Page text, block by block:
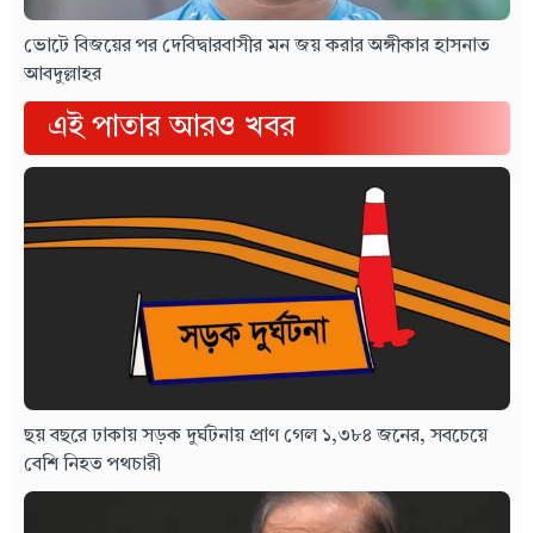
ভোটে বিজয়ের পর দেবিদ্বারবাসীর মন জয় করার অঙ্গীকার হাসনাত
আবদুল্লাহর
এই পাতার আরও খবর
ছয় বছরে ঢাকায় সড়ক দুর্ঘটনায় প্রাণ গেল ১,৩৮৪ জনের, সবচেয়ে
বেশি নিহত পথচারী